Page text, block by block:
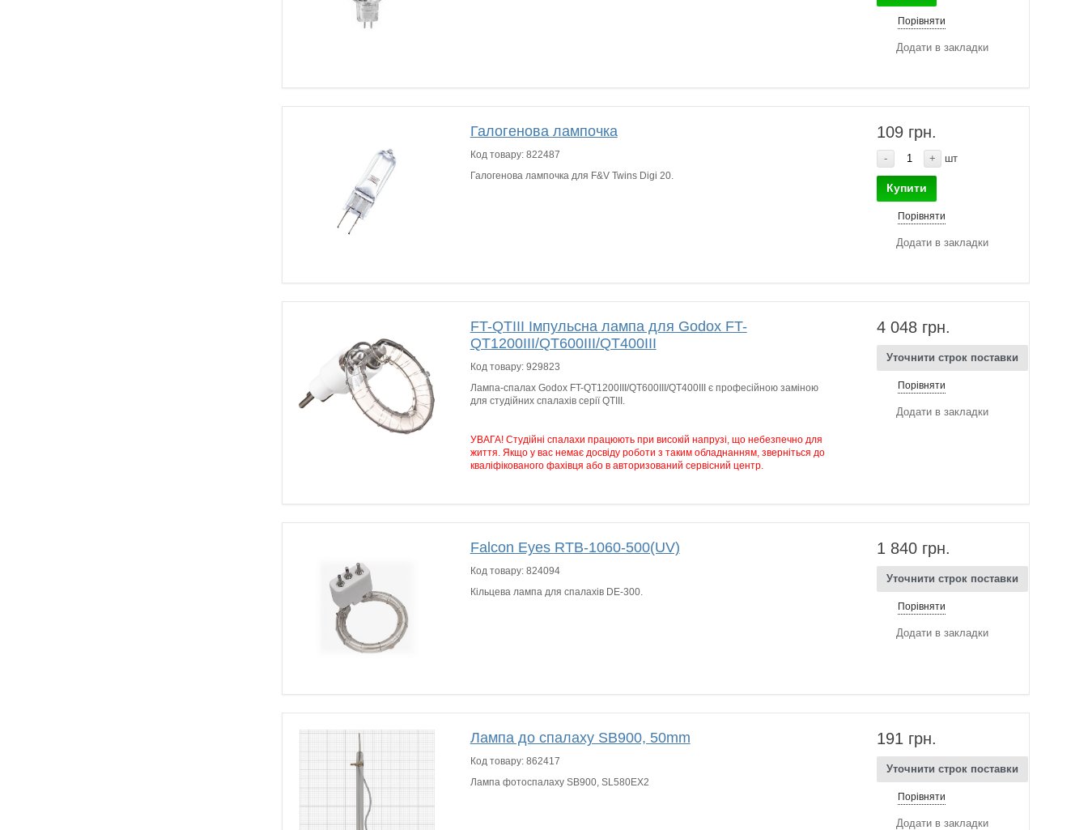
Порівняти
Додати в закладки
Галогенова лампочка
Код товару: 822487
Галогенова лампочка для F&V Twins Digi 20.
109 грн.
- + шт
Купити
Порівняти
Додати в закладки
FT-QTIII Імпульсна лампа для Godox FT-
QT1200III/QT600III/QT400III
Код товару: 929823
Лампа-спалах Godox FT-QT1200III/QT600III/QT400III є професійною заміною
для студійних спалахів серії QTIII.
УВАГА! Студійні спалахи працюють при високій напрузі, що небезпечно для
життя. Якщо у вас немає досвіду роботи з таким обладнанням, зверніться до
кваліфікованого фахівця або в авторизований сервісний центр.
4 048 грн.
Уточнити строк поставки
Порівняти
Додати в закладки
Falcon Eyes RTB-1060-500(UV)
Код товару: 824094
Кільцева лампа для спалахів DE-300.
1 840 грн.
Уточнити строк поставки
Порівняти
Додати в закладки
Лампа до спалаху SB900, 50mm
Код товару: 862417
Лампа фотоспалаху SB900, SL580EX2
191 грн.
Уточнити строк поставки
Порівняти
Додати в закладки